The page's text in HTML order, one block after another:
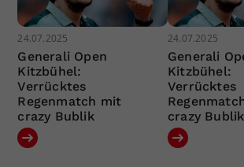
24.07.2025
Generali Open
Kitzbühel:
Verrücktes
Regenmatch mit
crazy Bublik
24.07.2025
Generali
Kitzbühel:
Verrücktes
crazy Bublik